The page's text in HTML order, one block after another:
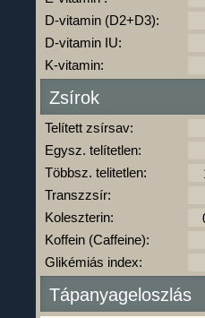
D-vitamin (D2+D3):
D-vitamin IU:
K-vitamin:
Zsírok
Telített zsírsav:
Egysz. telítetlen:
Többsz. telitetlen:
Transzzsír:
Koleszterin:
Koffein (Caffeine):
Glikémiás index:
Tápanyageloszlás